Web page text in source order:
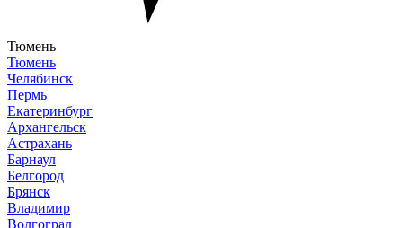
Тюмень
Тюмень
Челябинск
Пермь
Екатеринбург
Архангельск
Астрахань
Барнаул
Белгород
Брянск
Владимир
Волгоград